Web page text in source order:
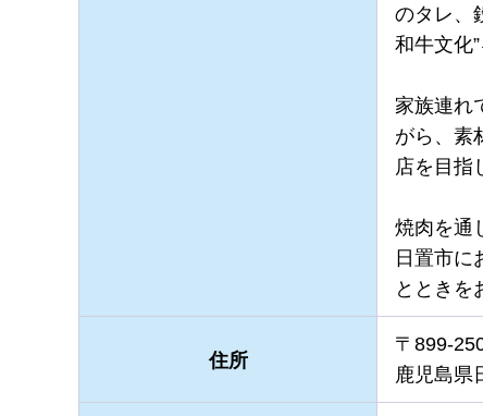
のタレ、
和牛文化
家族連れ
がら、素
店を目指
焼肉を通
日置市に
とときを
住所
〒899-
鹿児島県